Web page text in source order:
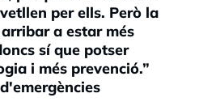
per ells. Però la
a estar més
sí que potser
i més prevenció.”